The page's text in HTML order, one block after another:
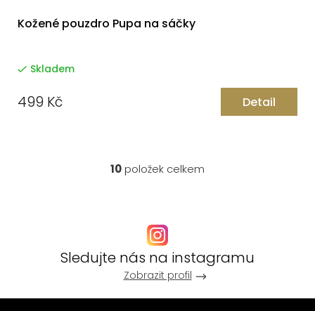
Kožené pouzdro Pupa na sáčky
Skladem
499 Kč Detail
O
d
a
c
í
10položek celkem
Sledujte nás na instagramu
Zobrazit profil